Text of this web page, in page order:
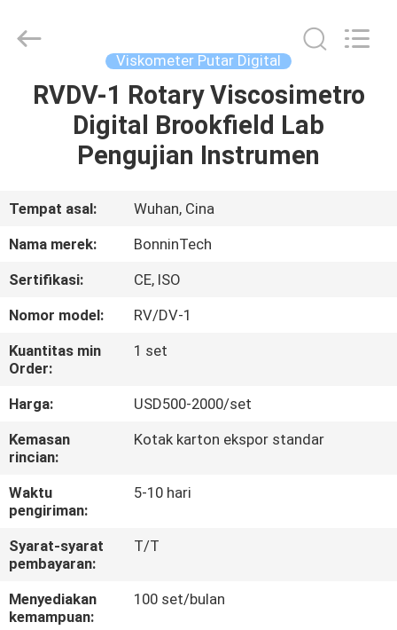
RUMAH
PRODUK
VIDEO
KAMI
TUR
PABRIK
KONTROL
KUALITAS
HUBUNGI
KAMI
PERMINTAAN
Technology
Viskometer Putar Digital
RVDV-1 Rotary Viscosimetro
Digital Brookfield Lab
Pengujian Instrumen
Tempat asal:
Wuhan, Cina
Nama merek:
BonninTech
Sertifikasi:
CE, ISO
Nomor model:
RV/DV-1
Kuantitas min
Order:
1 set
Harga:
USD500-2000/set
Kemasan
rincian:
Kotak karton ekspor standar
Waktu
pengiriman:
5-10 hari
Syarat-syarat
pembayaran:
T/T
Menyediakan
kemampuan:
100 set/bulan